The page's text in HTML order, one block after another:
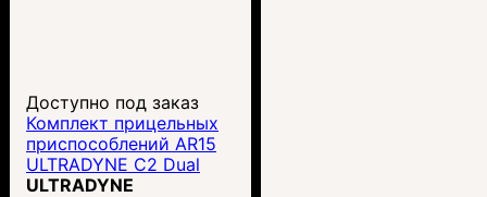
Доступно под заказ
Комплект прицельных
приспособлений AR15
ULTRADYNE C2 Dual
Aperture
ULTRADYNE